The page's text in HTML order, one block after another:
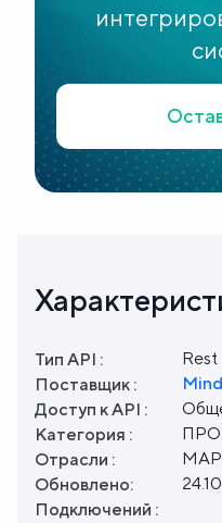
Тип API :
Rest
Поставщик :
Доступ к API :
Категория :
Отрасли :
Обновлено:
Подключений :